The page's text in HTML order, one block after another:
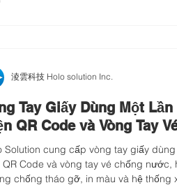
Tay Giấy Dùng Một Lần
QR Code và Vòng Tay
Solution cung cấp vòng tay giấy
QR Code và vòng tay vé chống nước,
chống tháo gỡ, in màu và hệ thống
淩雲科技 Holo solution Inc.